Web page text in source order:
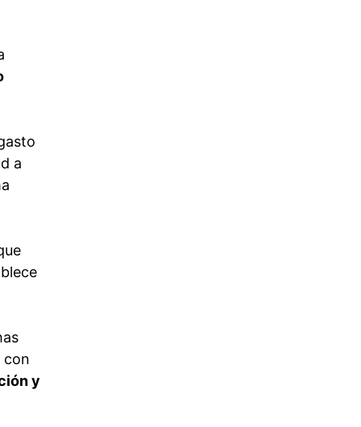
a
con
y